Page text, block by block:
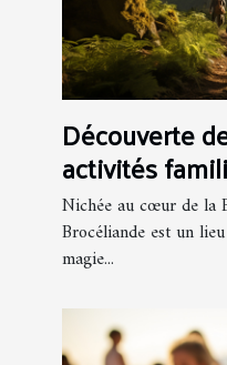
Découverte
activités
forêt de
Nichée au cœur de la
Brocéliande est un
magie...